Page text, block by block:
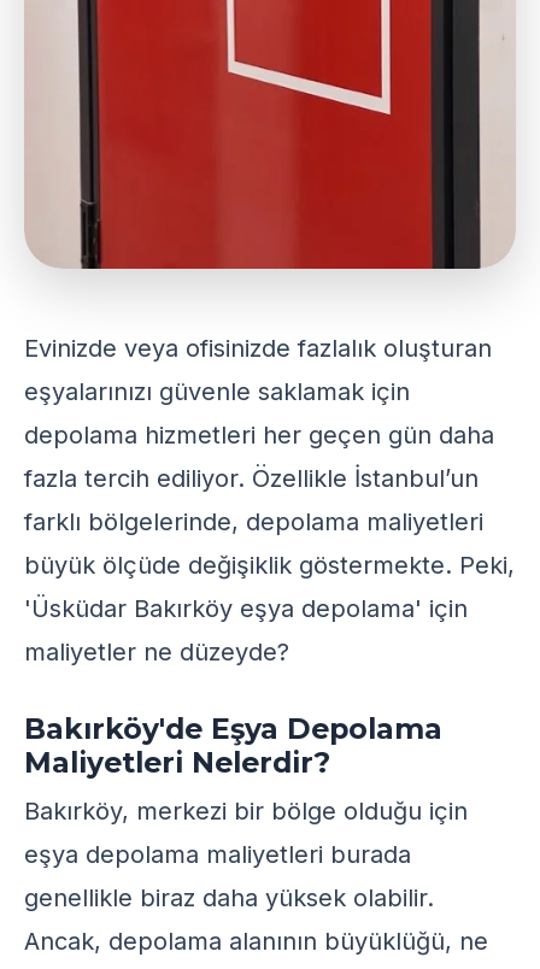
Evinizde veya ofisinizde fazlalık oluşturan
eşyalarınızı güvenle saklamak için
depolama hizmetleri her geçen gün daha
fazla tercih ediliyor. Özellikle İstanbul’un
farklı bölgelerinde, depolama maliyetleri
büyük ölçüde değişiklik göstermekte. Peki,
'Üsküdar Bakırköy eşya depolama' için
maliyetler ne düzeyde?
Bakırköy'de Eşya Depolama
Maliyetleri Nelerdir?
Bakırköy, merkezi bir bölge olduğu için
eşya depolama maliyetleri burada
genellikle biraz daha yüksek olabilir.
Ancak, depolama alanının büyüklüğü, ne